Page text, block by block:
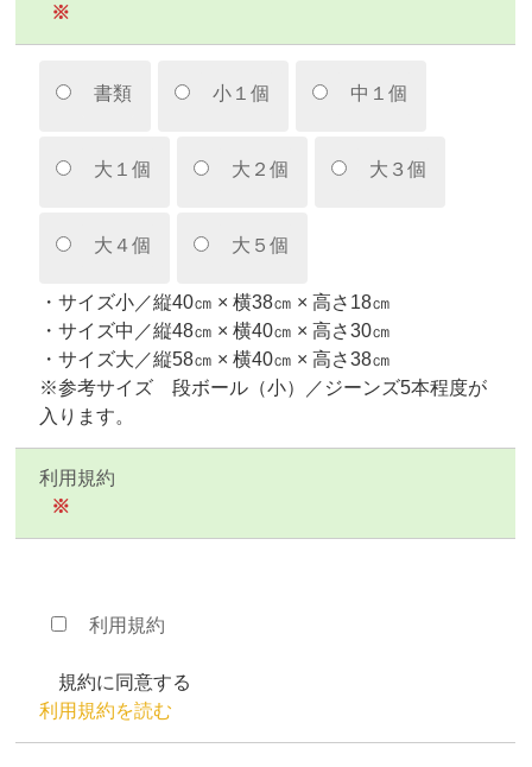
※
書類 小１個 中１個
大１個 大２個 大３個
大４個 大５個
・サイズ小／縦40㎝ × 横38㎝ × 高さ18㎝
・サイズ中／縦48㎝ × 横40㎝ × 高さ30㎝
・サイズ大／縦58㎝ × 横40㎝ × 高さ38㎝
※参考サイズ 段ボール（小）／ジーンズ5本程度が
入ります。
利用規約
※
利用規約
規約に同意する
利用規約を読む